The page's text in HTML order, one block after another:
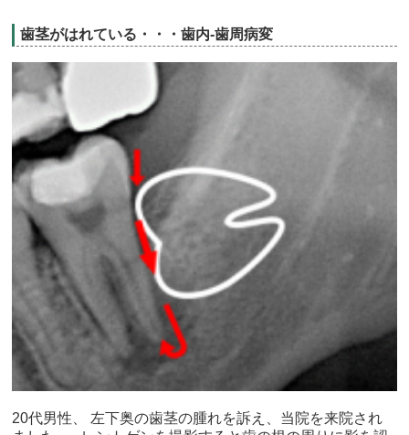
歯茎がはれている・・・歯内-歯周病変
20代男性、 左下奥の歯茎の腫れを訴え、当院を来院され